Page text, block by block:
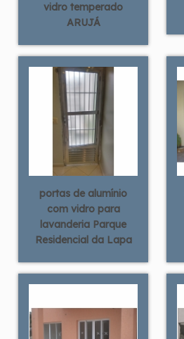
vidro temperado
ARUJÁ
portas de alumínio
com vidro para
lavanderia Parque
Residencial da Lapa